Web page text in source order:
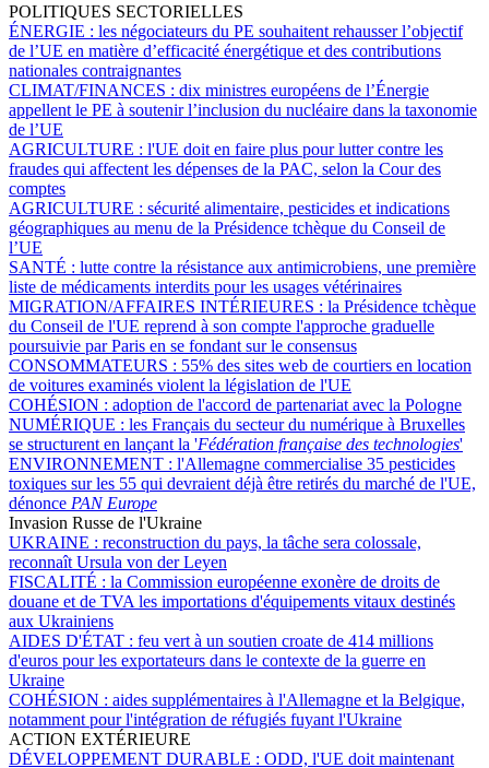
POLITIQUES SECTORIELLES
ÉNERGIE : les négociateurs du PE souhaitent rehausser l’objectif
de l’UE en matière d’efficacité énergétique et des contributions
nationales contraignantes
CLIMAT/FINANCES : dix ministres européens de l’Énergie
appellent le PE à soutenir l’inclusion du nucléaire dans la taxonomie
de l’UE
AGRICULTURE : l'UE doit en faire plus pour lutter contre les
fraudes qui affectent les dépenses de la PAC, selon la Cour des
comptes
AGRICULTURE : sécurité alimentaire, pesticides et indications
géographiques au menu de la Présidence tchèque du Conseil de
l’UE
SANTÉ : lutte contre la résistance aux antimicrobiens, une première
liste de médicaments interdits pour les usages vétérinaires
MIGRATION/AFFAIRES INTÉRIEURES : la Présidence tchèque
du Conseil de l'UE reprend à son compte l'approche graduelle
poursuivie par Paris en se fondant sur le consensus
CONSOMMATEURS : 55% des sites web de courtiers en location
de voitures examinés violent la législation de l'UE
COHÉSION : adoption de l'accord de partenariat avec la Pologne
NUMÉRIQUE : les Français du secteur du numérique à Bruxelles
se structurent en lançant la 'Fédération française des technologies'
ENVIRONNEMENT : l'Allemagne commercialise 35 pesticides
toxiques sur les 55 qui devraient déjà être retirés du marché de l'UE,
dénonce PAN Europe
Invasion Russe de l'Ukraine
UKRAINE : reconstruction du pays, la tâche sera colossale,
reconnaît Ursula von der Leyen
FISCALITÉ : la Commission européenne exonère de droits de
douane et de TVA les importations d'équipements vitaux destinés
aux Ukrainiens
AIDES D'ÉTAT : feu vert à un soutien croate de 414 millions
d'euros pour les exportateurs dans le contexte de la guerre en
Ukraine
COHÉSION : aides supplémentaires à l'Allemagne et la Belgique,
notamment pour l'intégration de réfugiés fuyant l'Ukraine
ACTION EXTÉRIEURE
DÉVELOPPEMENT DURABLE : ODD, l'UE doit maintenant